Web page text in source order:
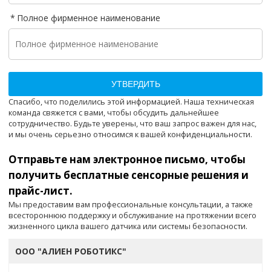
Полное фирменное наименование
УТВЕРДИТЬ
Спасибо, что поделились этой информацией. Наша техническая
команда свяжется с вами, чтобы обсудить дальнейшее
сотрудничество. Будьте уверены, что ваш запрос важен для нас,
и мы очень серьезно относимся к вашей конфиденциальности.
Отправьте нам электронное письмо, чтобы
получить бесплатные сенсорные решения и
прайс-лист.
Мы предоставим вам профессиональные консультации, а также
всестороннюю поддержку и обслуживание на протяжении всего
жизненного цикла вашего датчика или системы безопасности.
ООО "АЛИЕН РОБОТИКС"